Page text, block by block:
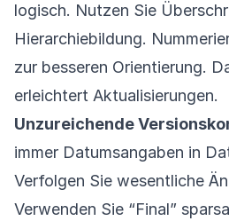
logisch. Nutzen Sie
Hierarchiebildung.
zur besseren Orientierung.
erleichtert Aktualisierungen.
Unzureichende
immer Datumsangaben in
Verfolgen Sie wesentliche
Verwenden Sie “Final”